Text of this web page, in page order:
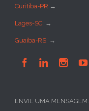
Curitiba-PR →
Lages-SC: →
Guaíba-RS: →
   
ENVIE UMA MENSAGEM: